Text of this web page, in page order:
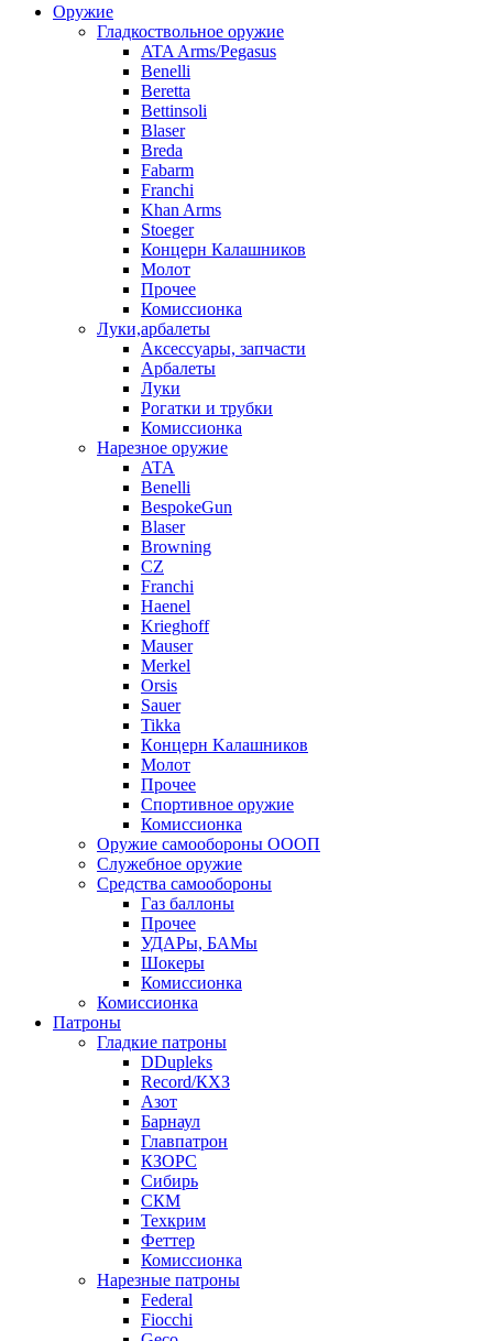
Оружие
Гладкоствольное оружие
ATA Arms/Pegasus
Benelli
Beretta
Bettinsoli
Blaser
Breda
Fabarm
Franchi
Khan Arms
Stoeger
Концерн Калашников
Молот
Прочее
Комиссионка
Луки,арбалеты
Аксессуары, запчасти
Арбалеты
Луки
Рогатки и трубки
Комиссионка
Нарезное оружие
ATA
Benelli
BespokeGun
Blaser
Browning
CZ
Franchi
Haenel
Krieghoff
Mauser
Merkel
Orsis
Sauer
Tikka
Кoнцеpн Kалашников
Молот
Прочее
Спортивное оружие
Комиссионка
Оружие самообороны ОООП
Служебное оружие
Средства самообороны
Газ баллоны
Прочее
УДАРы, БАМы
Шокеры
Комиссионка
Комиссионка
Патроны
Гладкие патроны
DDupleks
Record/КХЗ
Азот
Барнаул
Главпатрон
КЗОРС
Сибирь
СКМ
Техкрим
Феттер
Комиссионка
Нарезные патроны
Federal
Fiocchi